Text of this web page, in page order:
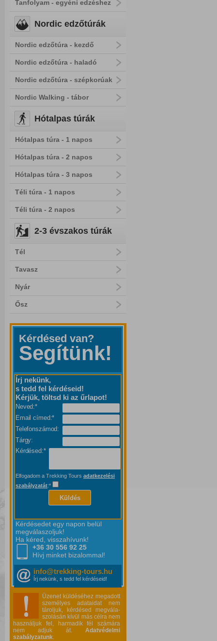
Tanfolyam - egyéni edzéshez
Nordic edzőtúrák
Nordic edzőtúra - kezdő
Nordic edzőtúra - haladó
Nordic edzőtúra - szépkorúak
Nordic Walking - tábor
Hótalpas túrák
Hótalpas túra - 1 napos
Hótalpas túra - 2 napos
Hótalpas túra - 3 napos
Téli túra - 1 napos
Téli túra - 2 napos
2-3 évszakos túrák
Tél
Tavasz
Nyár
Ősz
Kérdésed van?
Segítünk!
Írj nekünk,
s tedd fel kérdéseid!
Kérjük, töltsd ki az űrlapot!
Neved:*
Email címed:*
Telefonszámod:
Tárgy:
Kérdésed:*
Elfogadom a Trekking Tours adatkezelési
szabályzatát:*
Küldés
Kérdésedet egy napon belül
megválaszoljuk!
Ha kéred, visszahívunk!
+36 30 556 92 25
Hívj minket bizalommal!
info@trekking-tours.hu
Írj nekünk, s tedd fel kérdéseid!
Üzenet küldéséhez megadott
személyes adataidat nem
tároljuk, kérdésed megvála-
szolásán kívül más célra nem
használjuk fel, harmadik fél számára
nem adjuk át. Adatvédelmi
szabályzatunk.